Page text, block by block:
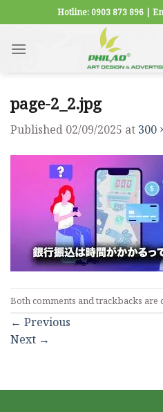
to
content
Hotline: 0903 873 896 |
page-2_2.jpg
Published 02/09/2025 at 300
Both comments and trackbacks are
← Previous
Next →